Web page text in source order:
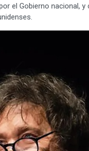
el Gobierno nacional,